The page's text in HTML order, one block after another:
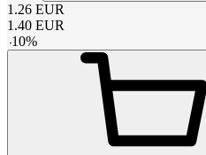
1.26 EUR
1.40 EUR
-10%